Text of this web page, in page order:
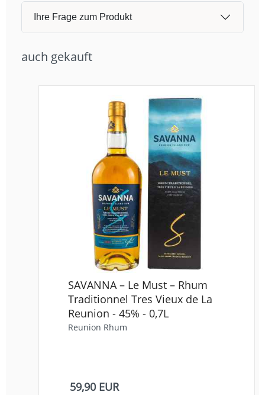
Ihre Frage zum Produkt
auch gekauft
SAVANNA – Le Must – Rhum
Traditionnel Tres Vieux de La
Reunion - 45% - 0,7L
Reunion Rhum
59,90 EUR